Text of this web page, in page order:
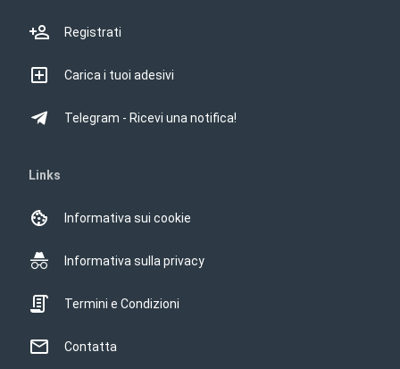
Registrati
Carica i tuoi adesivi
Telegram - Ricevi una notifica!
Links
Informativa sui cookie
Informativa sulla privacy
Termini e Condizioni
Contatta